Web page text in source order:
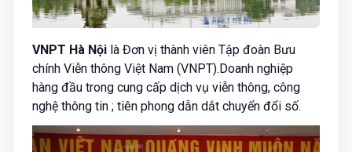
VNPT Hà Nội là Đơn vị thành viên Tập đoàn Bưu
chính Viễn thông Việt Nam (VNPT). Doanh nghiệp
hàng đầu trong cung cấp dịch vụ viễn thông, công
nghệ thông tin ; tiên phong dẫn dắt chuyển đổi số.